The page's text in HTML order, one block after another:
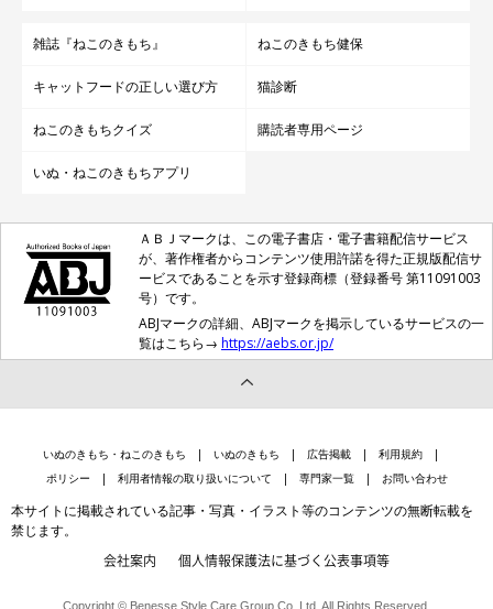
雑誌『ねこのきもち』 ねこのきもち健保
キャットフードの正しい選び方 猫診断
ねこのきもちクイズ 購読者専用ページ
いぬ・ねこのきもちアプリ
ＡＢＪマークは、この電子書店・電子書籍配信サービス
が、著作権者からコンテンツ使用許諾を得た正規版配信サ
ービスであることを示す登録商標（登録番号 第11091003
号）です。
ABJマークの詳細、ABJマークを掲示しているサービスの一
覧はこちら→ https://aebs.or.jp/
いぬのきもち・ねこのきもち いぬのきもち 広告掲載
利用規約
ポリシー
利用者情報の取り扱いについて 専門家一覧 お問い合わせ
本サイトに掲載されている記事・写真・イラスト等のコンテンツの無断転載を
禁じます。
会社案内 個人情報保護法に基づく公表事項等
Copyright © Benesse Style Care Group Co.,Ltd. All Rights Reserved.